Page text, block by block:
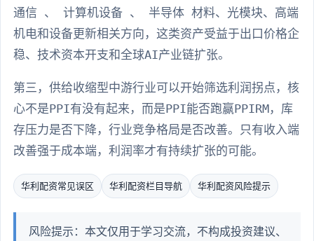
通信 、 计算机设备 、 半导体 材料、光模块、高端
机电和设备更新相关方向，这类资产受益于出口价格企
稳、技术资本开支和全球AI产业链扩张。
第三，供给收缩型中游行业可以开始筛选利润拐点，核
心不是PPI有没有起来，而是PPI能否跑赢PPIRM，库
存压力是否下降，行业竞争格局是否改善。只有收入端
改善强于成本端，利润率才有持续扩张的可能。
华利配资常见误区 华利配资栏目导航 华利配资风险提示
风险提示：本文仅用于学习交流，不构成投资建议、